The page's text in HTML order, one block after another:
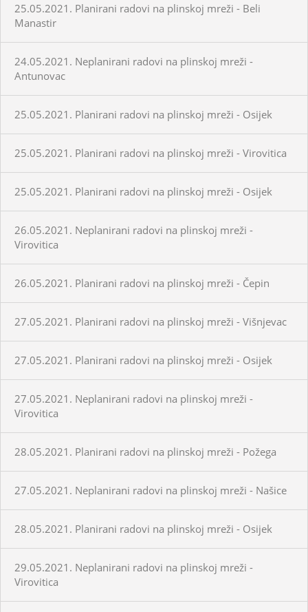
25.05.2021. Planirani radovi na plinskoj mreži - Beli
Manastir
24.05.2021. Neplanirani radovi na plinskoj mreži -
Antunovac
25.05.2021. Planirani radovi na plinskoj mreži - Osijek
25.05.2021. Planirani radovi na plinskoj mreži - Virovitica
25.05.2021. Planirani radovi na plinskoj mreži - Osijek
26.05.2021. Neplanirani radovi na plinskoj mreži -
Virovitica
26.05.2021. Planirani radovi na plinskoj mreži - Čepin
27.05.2021. Planirani radovi na plinskoj mreži - Višnjevac
27.05.2021. Planirani radovi na plinskoj mreži - Osijek
27.05.2021. Neplanirani radovi na plinskoj mreži -
Virovitica
28.05.2021. Planirani radovi na plinskoj mreži - Požega
27.05.2021. Neplanirani radovi na plinskoj mreži - Našice
28.05.2021. Planirani radovi na plinskoj mreži - Osijek
29.05.2021. Neplanirani radovi na plinskoj mreži -
Virovitica